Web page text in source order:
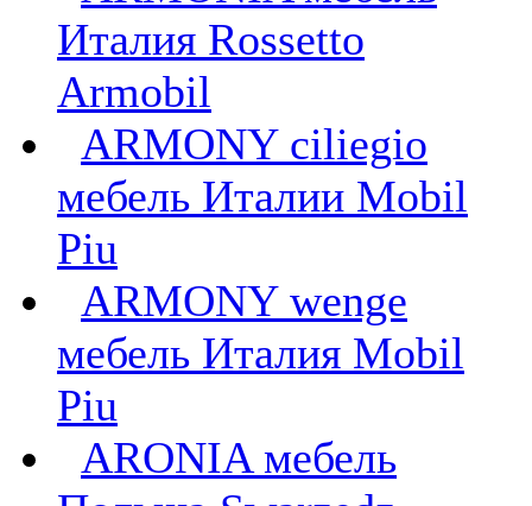
Италия Rossetto
Armobil
ARMONY ciliegio
мебель Италии Mobil
Piu
ARMONY wenge
мебель Италия Mobil
Piu
ARONIA мебель